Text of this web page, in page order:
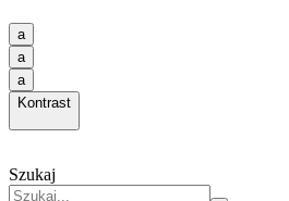
a
a
a
Kontrast
Szukaj